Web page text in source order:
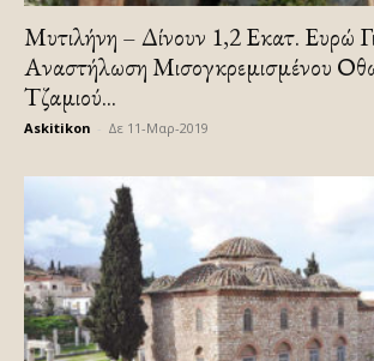
Μυτιλήνη – Δίνουν 1,2 Εκατ. Ευρώ
Αναστήλωση Μισογκρεμισμένου
Τζαμιού...
Askitikon Δε 11-Μαρ-2019